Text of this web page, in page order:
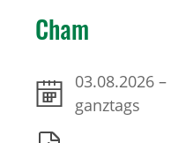
Cham
03.08.2026 –
ganztags